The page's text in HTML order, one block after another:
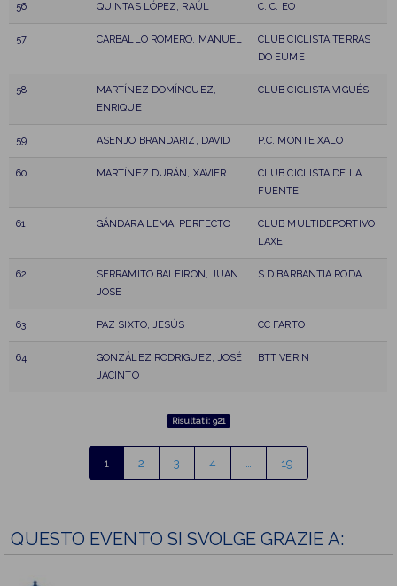
56 QUINTAS LÓPEZ, RAÚL C. C. EO
57 CARBALLO ROMERO, MANUEL
CLUB CICLISTA TERRAS
DO EUME
58
MARTÍNEZ DOMÍNGUEZ,
ENRIQUE
CLUB CICLISTA VIGUÉS
59 ASENJO BRANDARIZ, DAVID P.C. MONTE XALO
60 MARTÍNEZ DURÁN, XAVIER
CLUB CICLISTA DE LA
FUENTE
61 GÁNDARA LEMA, PERFECTO
CLUB MULTIDEPORTIVO
LAXE
62
SERRAMITO BALEIRON, JUAN
JOSE
S.D BARBANTIA RODA
63 PAZ SIXTO, JESÚS CC FARTO
64
GONZÁLEZ RODRIGUEZ, JOSÉ
JACINTO
BTT VERIN
Risultati: 921
1 2 3 4 19
QUESTO EVENTO SI SVOLGE GRAZIE A: